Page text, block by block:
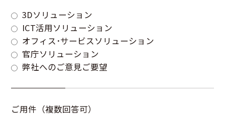
3Dソリューション
ICT活用ソリューション
オフィス･サービスソリューション
官庁ソリューション
弊社へのご意見ご要望
ご用件（複数回答可）